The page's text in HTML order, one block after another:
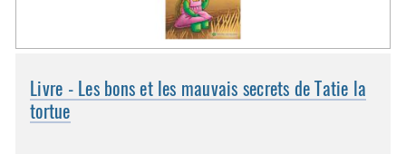
Livre - Les bons et les mauvais secrets de Tatie la
tortue